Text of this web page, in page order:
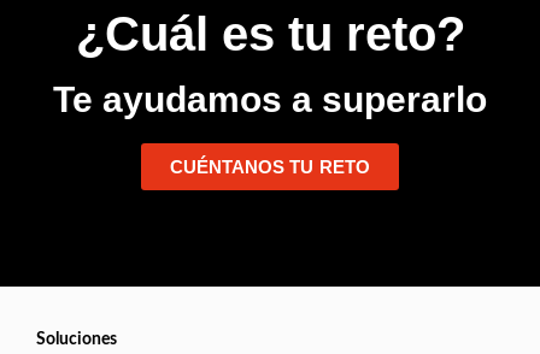
¿Cuál es tu reto?
Te ayudamos a superarlo
CUÉNTANOS TU RETO
Soluciones